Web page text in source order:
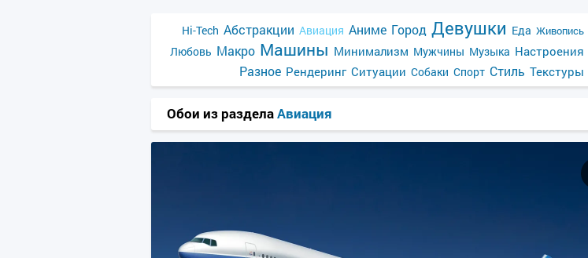
Hi-Tech Абстракции Авиация Аниме Город Девушки Еда Живопись
Любовь Макро Машины Минимализм Мужчины Музыка Настроения
Разное Рендеринг Ситуации Собаки Спорт Стиль Текстуры
Обои из разделаАвиация